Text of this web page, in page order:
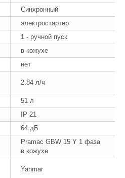
Синхронный
электростартер
1 - ручной пуск
в кожухе
нет
2.84 л/ч
51 л
IP 21
64 дБ
Pramac GBW 15 Y 1 фаза
в кожухе
Yanmar